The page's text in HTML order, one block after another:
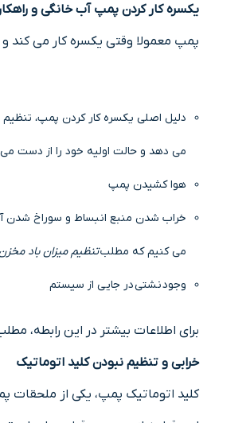
یکسره کار کردن پمپ آب خانگی و
پمپ معمولا وقتی یکسره کار می کند
دلیل اصلی یکسره کار کردن پمپ،
می دهد و حالت اولیه خود را از دست
هوا کشیدن پمپ
خراب شدن منبع انبساط و سوراخ شدن
می کنیم که مطلبتنظیم میزان باد
وجود نشتی در جایی از سیستم
برای اطلاعات بیشتر در این رابطه،
خرابی و تنظیم نبودن کلید اتوماتیک
کلید اتوماتیک پمپ، یکی از